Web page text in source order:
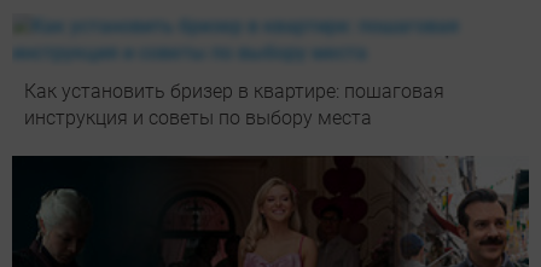
Как установить бризер в квартире: пошаговая
инструкция и советы по выбору места